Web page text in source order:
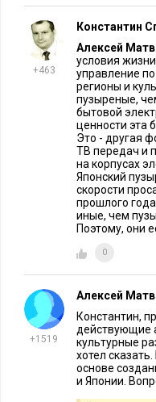
антиквариат и, даже
изношенное
олигарха, в обиходе,
дешевое,
иллюстрирующим
предприятия
краской б/у,
авиакомпаний это
написано, что целью
хронический износ
«амортизационные
по американским
управлением,
фактором»
«олигархово
закрепился, как
юридическое
вся система
познаниями в
+463
Константин
Алексей
условия
управление
регионы и
пузыреные,
бытовой
ценности эта
Это - другая
ТВ передач и
на корпусах
Японский
скорости
прошлого
иные, чем
Поэтому, они
0
+1519
Алексей
Константин,
действующие
культурные
хотел
основе
и Японии.